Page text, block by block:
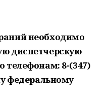
необходимо
диспетчерскую
телефонам: 8-(347)
федеральному